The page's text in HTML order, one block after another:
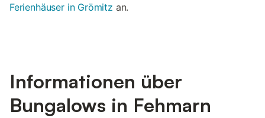
Ferienhäuser in Grömitz an.
Informationen über
Bungalows in Fehmarn